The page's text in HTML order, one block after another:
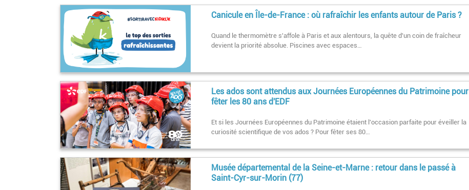
Canicule en Île-de-France : où rafraîchir les enfants autour de Paris ?
Quand le thermomètre s'affole à Paris et aux alentours, la quête d'un coin de fraîcheur
devient la priorité absolue. Piscines avec espaces…
Les ados sont attendus aux Journées Européennes du Patrimoine pour
fêter les 80 ans d'EDF
Et si les Journées Européennes du Patrimoine étaient l'occasion parfaite pour éveiller la
curiosité scientifique de vos ados ? Pour fêter ses 80…
Musée départemental de la Seine-et-Marne : retour dans le passé à
Saint-Cyr-sur-Morin (77)